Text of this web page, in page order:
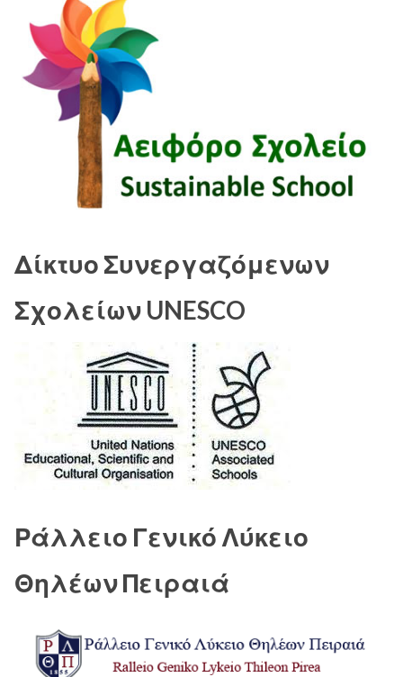
Δίκτυο Συνεργαζόμενων
Σχολείων UNESCO
Ράλλειο Γενικό Λύκειο
Θηλέων Πειραιά